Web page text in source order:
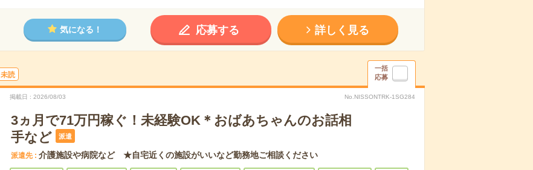
気になる！ 応募する 詳しく見る
未読
一括
応募
掲載日 2026/08/03 No.NISSONTRK-1SG284
3ヵ月で71万円稼ぐ！未経験OK＊おばあちゃんのお話相
手など
派遣
派遣先 介護施設や病院など ★自宅近くの施設がいいなど勤務地ご相談ください